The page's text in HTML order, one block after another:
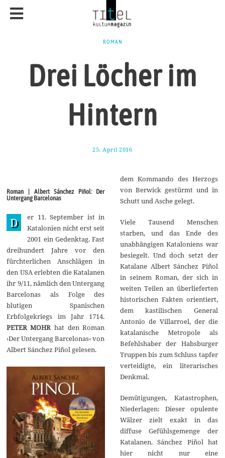
ROMAN
Drei Löcher im
Hintern
25. April 2016
u
n
2
6
Roman | Albert Sánchez Piñol: Der
Untergang Barcelonas
D
er 11. September ist in
Katalonien nicht erst seit
2001 ein Gedenktag. Fast
dreihundert Jahre vor den
fürchterlichen Anschlägen in
den USA erlebten die Katalanen
ihr 9/11, nämlich den Untergang
Barcelonas als Folge des
blutigen Spanischen
Erbfolgekriegs im Jahr 1714.
PETER MOHR hat den Roman
›Der Untergang Barcelonas‹ von
Albert Sánchez Piñol gelesen.
dem Kommando des Herzogs
von Berwick gestürmt und in
Schutt und Asche gelegt.
Viele Tausend Menschen
starben, und das Ende des
unabhängigen Kataloniens war
besiegelt. Und doch setzt der
Katalane Albert Sánchez Piñol
in seinem Roman, der sich in
weiten Teilen an überlieferten
historischen Fakten orientiert,
dem kastilischen General
Antonio de Villarroel, der die
katalanische Metropole als
Befehlshaber der Habsburger
Truppen bis zum Schluss tapfer
verteidigte, ein literarisches
Denkmal.
Demütigungen, Katastrophen,
Niederlagen: Dieser opulente
Wälzer zielt exakt in das
diffuse Gefühlsgemenge der
Katalanen. Sánchez Piñol hat
hier nicht nur eine